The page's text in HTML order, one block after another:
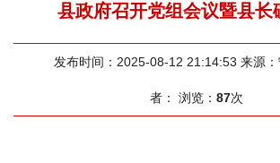
县政府召开党组会议暨县长
发布时间：2025-08-12 21:14:53 来源
者： 浏览： 87次